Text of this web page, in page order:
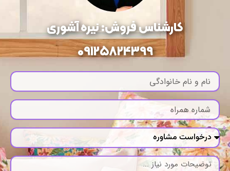
کارشناس فروش: نیره آشوری
09125824399